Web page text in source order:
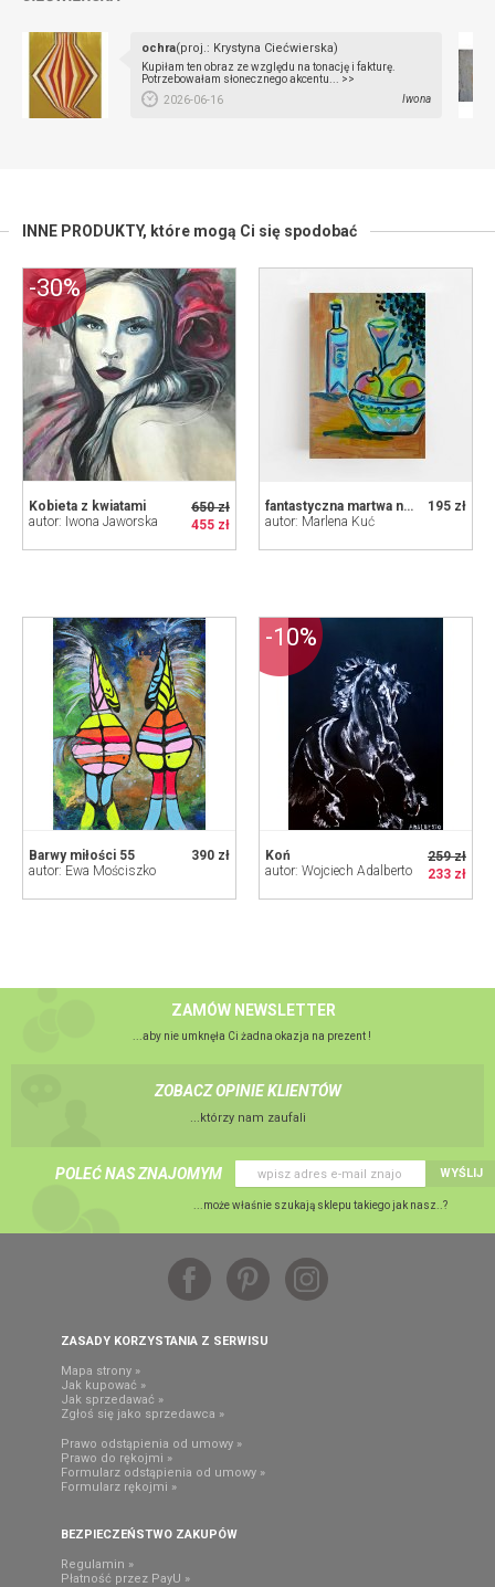
ochra(proj.: Krystyna Ciećwierska)
Kupiłam ten obraz ze względu na tonację i fakturę.
Potrzebowałam słonecznego akcentu... >>
2026-06-16
Iwona
INNE PRODUKTY, które mogą Ci się spodobać
650 zł
455 zł
Kobieta z kwiatami
autor: Iwona Jaworska
-30%
195 zł
fantastyczna martwa natura
autor: Marlena Kuć
390 zł
Barwy miłości 55
autor: Ewa Mościszko
259 zł
233 zł
Koń
autor: Wojciech Adalberto
-10%
ZAMÓW NEWSLETTER
...aby nie umknęła Ci żadna okazja na prezent !
ZOBACZ OPINIE KLIENTÓW
...którzy nam zaufali
POLEĆ NAS ZNAJOMYM WYŚLIJ
...może właśnie szukają sklepu takiego jak nasz..?
ZASADY KORZYSTANIA Z SERWISU
Mapa strony »
Jak kupować »
Jak sprzedawać »
Zgłoś się jako sprzedawca »
Prawo odstąpienia od umowy »
Prawo do rękojmi »
Formularz odstąpienia od umowy »
Formularz rękojmi »
BEZPIECZEŃSTWO ZAKUPÓW
Regulamin »
Płatność przez PayU »